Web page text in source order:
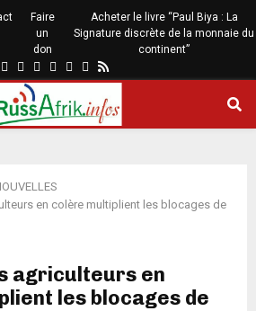
Faire
un
don
Acheter le livre “Paul Biya : La
Signature discrète de la monnaie du
continent”
en colère multiplient les blocages de
agriculteurs en
les blocages de